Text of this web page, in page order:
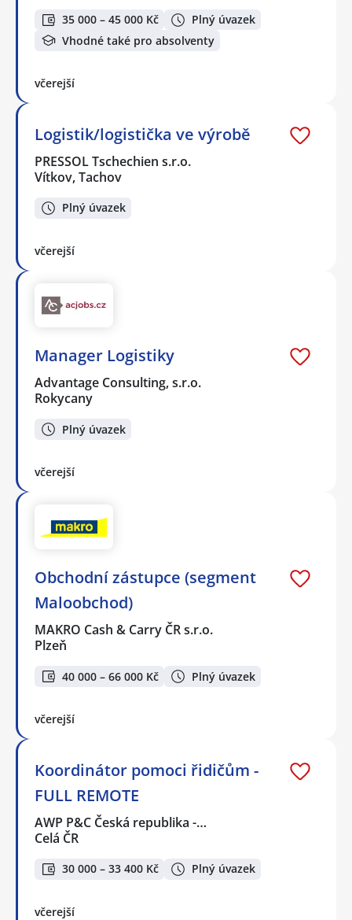
35 000 – 45 000 Kč
Plný úvazek
Vhodné také pro absolventy
včerejší
Logistik/logistička ve výrobě
PRESSOL Tschechien s.r.o.
Vítkov, Tachov
Plný úvazek
včerejší
Manager Logistiky
Advantage Consulting, s.r.o.
Rokycany
Plný úvazek
včerejší
Obchodní zástupce (segment
Maloobchod)
MAKRO Cash & Carry ČR s.r.o.
Plzeň
40 000 – 66 000 Kč Plný úvazek
včerejší
Koordinátor pomoci řidičům -
FULL REMOTE
AWP P&C Česká republika -…
Celá ČR
30 000 – 33 400 Kč Plný úvazek
včerejší